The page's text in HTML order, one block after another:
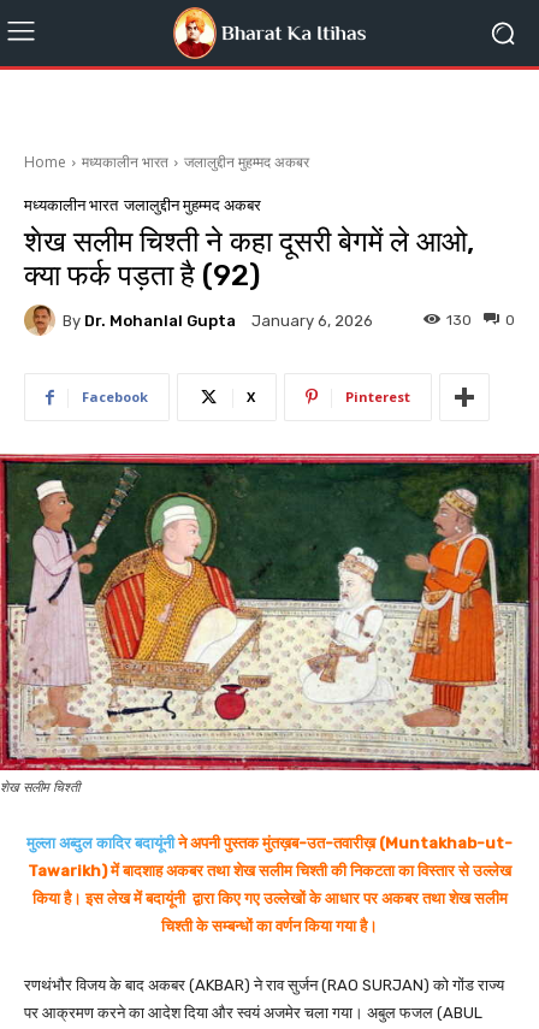
Home मध्यकालीन भारत जलालुद्दीन मुहम्मद अकबर
मध्यकालीन भारत जलालुद्दीन मुहम्मद अकबर
शेख सलीम चिश्ती ने कहा दूसरी बेगमें ले आओ,
क्या फर्क पड़ता है (92)
By Dr. Mohanlal Gupta January 6, 2026 0
130
Facebook X Pinterest
शेख सलीम चिश्ती
मुल्ला अब्दुल कादिर बदायूंनीने अपनी पुस्तक मुंतख़ब-उत-तवारीख़ (Muntakhab-ut-
Tawarikh) में बादशाह अकबर तथा शेख सलीम चिश्ती की निकटता का विस्तार से उल्लेख
किया है। इस लेख में बदायूंनी द्वारा किए गए उल्लेखों के आधार पर अकबर तथा शेख सलीम
चिश्ती के सम्बन्धों का वर्णन किया गया है।
रणथंभौर विजय के बाद अकबर (AKBAR) ने राव सुर्जन (RAO SURJAN) को गोंड राज्य
पर आक्रमण करने का आदेश दिया और स्वयं अजमेर चला गया। अबुल फजल (ABUL